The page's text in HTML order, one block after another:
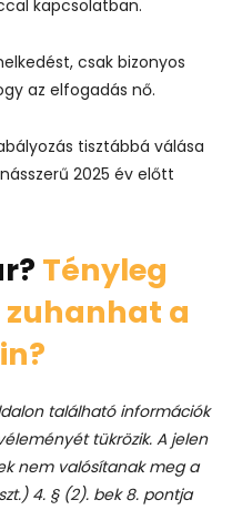
kapcsolatban.
csak bizonyos
az elfogadás nő.
tisztábbá válása
2025 év előtt
Tényleg
zuhanhat a
található információk
tükrözik. A jelen
nem valósítanak meg a
4. § (2). bek 8. pontja